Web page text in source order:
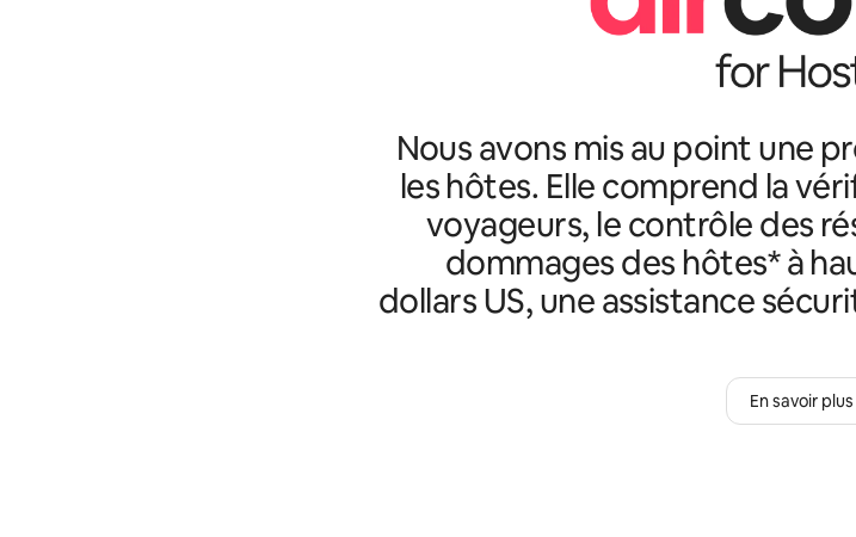
Nous avons mis au point une
les hôtes. Elle comprend la
voyageurs, le contrôle des
dommages des hôtes* à
dollars US, une assistance
En savoir plus